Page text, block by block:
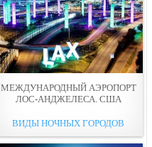
МЕЖДУНАРОДНЫЙ АЭРОПОРТ
ЛОС-АНДЖЕЛЕСА. США
ВИДЫ НОЧНЫХ ГОРОДОВ